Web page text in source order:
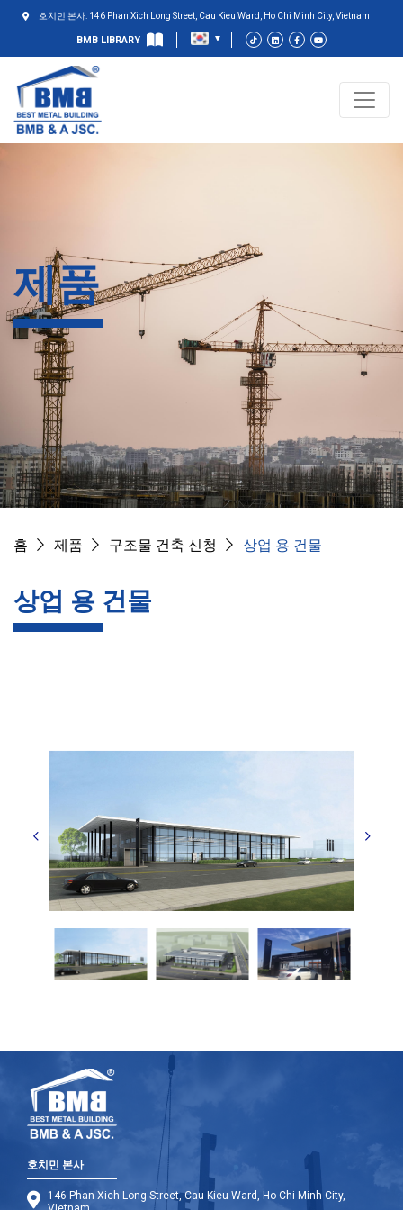
호치민 본사: 146 Phan Xich Long Street, Cau Kieu Ward, Ho Chi Minh City, Vietnam
BMB LIBRARY
제품
홈 제품 구조물 건축 신청 상업 용 건물
상업 용 건물
호치민 본사
146 Phan Xich Long Street, Cau Kieu Ward, Ho Chi Minh City,